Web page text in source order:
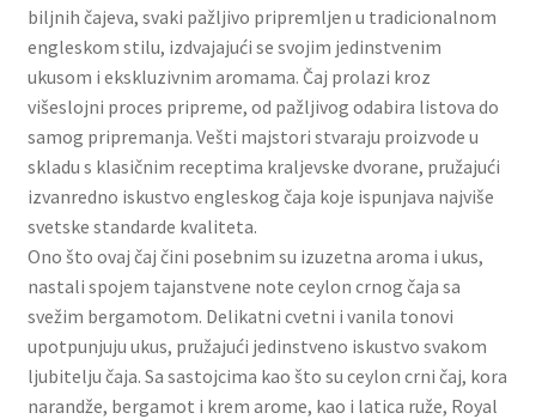
Pokloni za Dan zaljubljenih
Pokloni za devojku
Login
Naši partneri
Newsletter
Partners
biljnih čajeva, svaki pažljivo pripremljen u tradicionalnom
engleskom stilu, izdvajajući se svojim jedinstvenim
ukusom i ekskluzivnim aromama. Čaj prolazi kroz
višeslojni proces pripreme, od pažljivog odabira listova do
samog pripremanja. Vešti majstori stvaraju proizvode u
skladu s klasičnim receptima kraljevske dvorane, pružajući
izvanredno iskustvo engleskog čaja koje ispunjava najviše
svetske standarde kvaliteta.
Ono što ovaj čaj čini posebnim su izuzetna aroma i ukus,
nastali spojem tajanstvene note ceylon crnog čaja sa
svežim bergamotom. Delikatni cvetni i vanila tonovi
upotpunjuju ukus, pružajući jedinstveno iskustvo svakom
ljubitelju čaja. Sa sastojcima kao što su ceylon crni čaj, kora
narandže, bergamot i krem arome, kao i latica ruže, Royal